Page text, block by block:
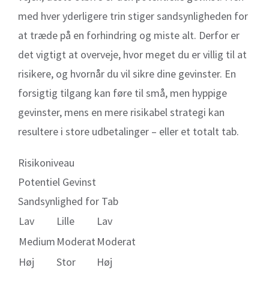
med hver yderligere trin stiger sandsynligheden for
at træde på en forhindring og miste alt. Derfor er
det vigtigt at overveje, hvor meget du er villig til at
risikere, og hvornår du vil sikre dine gevinster. En
forsigtig tilgang kan føre til små, men hyppige
gevinster, mens en mere risikabel strategi kan
resultere i store udbetalinger – eller et totalt tab.
Risikoniveau
Potentiel Gevinst
Sandsynlighed for Tab
Lav
Lille
Lav
Medium Moderat Moderat
Høj
Stor Høj